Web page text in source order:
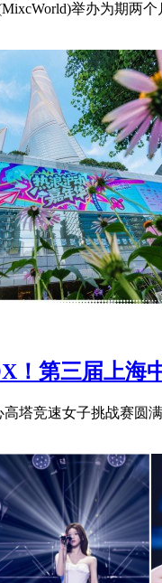
举办为期两
！第三届上海
塔竞速女子挑战赛圆